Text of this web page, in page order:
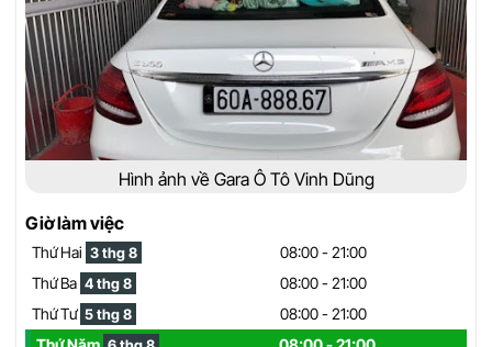
Hình ảnh về Gara Ô Tô Vinh Dũng
Giờ làm việc
Thứ Hai 3 thg 8
08:00 - 21:00
Thứ Ba 4 thg 8
08:00 - 21:00
Thứ Tư 5 thg 8
08:00 - 21:00